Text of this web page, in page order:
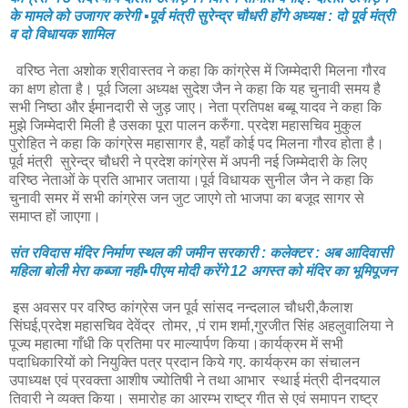
के मामले को उजागर करेगी ▪️पूर्व मंत्री सुरेन्द्र चौधरी होंगे अध्यक्ष : दो पूर्व मंत्री
व दो विधायक शामिल
वरिष्ठ नेता अशोक श्रीवास्तव ने कहा कि कांग्रेस में जिम्मेदारी मिलना गौरव
का क्षण होता है। पूर्व जिला अध्यक्ष सुदेश जैन ने कहा कि यह चुनावी समय है
सभी निष्ठा और ईमानदारी से जुड़ जाए। नेता प्रतिपक्ष बब्बू यादव ने कहा कि
मुझे जिम्मेदारी मिली है उसका पूरा पालन करुँगा. प्रदेश महासचिव मुकुल
पुरोहित ने कहा कि कांग्रेस महासागर है, यहाँ कोई पद मिलना गौरव होता है।
पूर्व मंत्री सुरेन्द्र चौधरी ने प्रदेश कांग्रेस में अपनी नई जिम्मेदारी के लिए
वरिष्ठ नेताओं के प्रति आभार जताया।पूर्व विधायक सुनील जैन ने कहा कि
चुनावी समर में सभी कांग्रेस जन जुट जाएगे तो भाजपा का बजूद सागर से
समाप्त हों जाएगा।
संत रविदास मंदिर निर्माण स्थल की जमीन सरकारी : कलेक्टर : अब आदिवासी
महिला बोली मेरा कब्जा नही▪️पीएम मोदी करेंगे 12 अगस्त को मंदिर का भूमिपूजन
इस अवसर पर वरिष्ठ कांग्रेस जन पूर्व सांसद नन्दलाल चौधरी,कैलाश
सिंघई,प्रदेश महासचिव देवेंद्र तोमर, ,पं राम शर्मा,गुरजीत सिंह अहलुवालिया ने
पूज्य महात्मा गाँधी कि प्रतिमा पर माल्यार्पण किया।कार्यक्रम में सभी
पदाधिकारियों को नियुक्ति पत्र प्रदान किये गए. कार्यक्रम का संचालन
उपाध्यक्ष एवं प्रवक्ता आशीष ज्योतिषी ने तथा आभार स्थाई मंत्री दीनदयाल
तिवारी ने व्यक्त किया। समारोह का आरम्भ राष्ट्र गीत से एवं समापन राष्ट्र